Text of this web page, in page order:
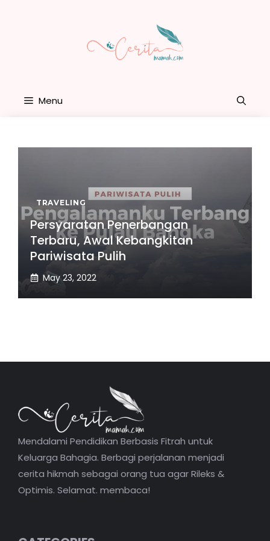
Menu
TRAVELING
Persyaratan Penerbangan
Terbaru, Awal Kebangkitan
Pariwisata Pulih
May 23, 2022
Mendalami Pendidikan Berbasis Fitrah untuk
Keluarga Bahagia. Berbagi perjalanan menjadi
cerita hikmah sebagai orang tua agar Rileks &
Optimis. Selamat. membaca!